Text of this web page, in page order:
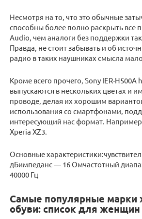
Несмотря на то, что это обычные
способны более полно раскрыть все
Audio, чем аналоги без поддержки
Правда, не стоит забывать и об
радио в таких наушниках смысла
Кроме всего прочего, Sony IER-H500A
выпускаются в нескольких цветах и
проводе, делая их хорошим
использования со смартфонами,
интересующий нас формат.
Xperia XZ3.
Основные
дБимпеданс — 16 Омчастотный
40000 Гц
Самые популярные марки
обуви: список для женщин